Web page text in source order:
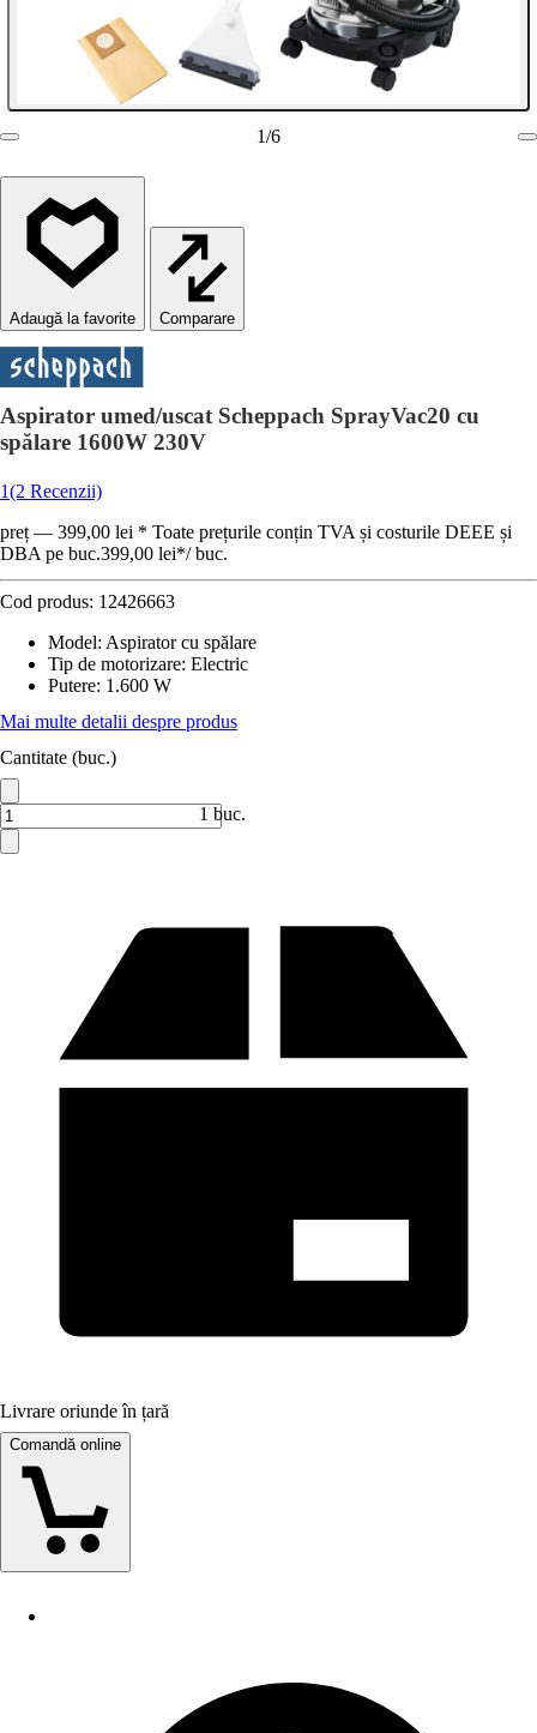
1/6
Comparare
Aspirator umed/uscat Scheppach SprayVac20 cu
spălare 1600W 230V
1(2 Recenzii)
preț — 399,00 lei * Toate prețurile conțin TVA și costurile DEEE și
DBA pe buc.399,00 lei*/ buc.
Cod produs: 12426663
Model: Aspirator cu spălare
Tip de motorizare: Electric
Putere: 1.600 W
Mai multe detalii despre produs
Cantitate (buc.)
1 buc.
Livrare oriunde în țară
Comandă online